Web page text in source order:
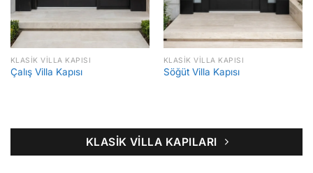
KLASIK VILLA KAPISI
Çalış Villa Kapısı
KLASIK VILLA KAPISI
Söğüt Villa Kapısı
KLASIK VILLA KAPILARI